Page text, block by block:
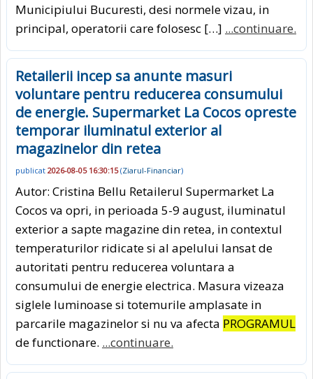
Municipiului Bucuresti, desi normele vizau, in
principal, operatorii care folosesc […] ...continuare.
Retailerii incep sa anunte masuri
voluntare pentru reducerea consumului
de energie. Supermarket La Cocos opreste
temporar iluminatul exterior al
magazinelor din retea
publicat 2026-08-05 16:30:15(Ziarul-Financiar)
Autor: Cristina Bellu Retailerul Supermarket La
Cocos va opri, in perioada 5-9 august, iluminatul
exterior a sapte magazine din retea, in contextul
temperaturilor ridicate si al apelului lansat de
autoritati pentru reducerea voluntara a
consumului de energie electrica. Masura vizeaza
siglele luminoase si totemurile amplasate in
parcarile magazinelor si nu va afecta PROGRAMUL
de functionare. ...continuare.